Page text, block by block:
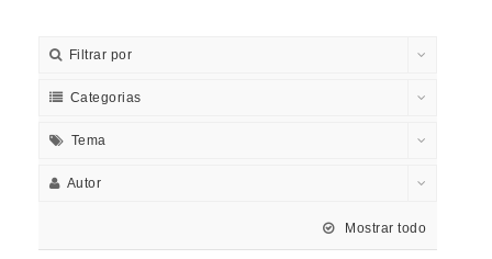
Filtrar por
Categorias
Tema
Autor
Mostrar todo